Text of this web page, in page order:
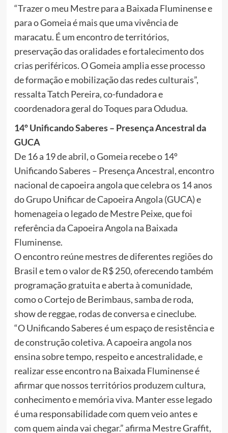
“Trazer o meu Mestre para a Baixada Fluminense e
para o Gomeia é mais que uma vivência de
maracatu. É um encontro de territórios,
preservação das oralidades e fortalecimento dos
crias periféricos. O Gomeia amplia esse processo
de formação e mobilização das redes culturais”,
ressalta Tatch Pereira, co-fundadora e
coordenadora geral do Toques para Odudua.
14º Unificando Saberes – Presença Ancestral da
GUCA
De 16 a 19 de abril, o Gomeia recebe o 14º
Unificando Saberes – Presença Ancestral, encontro
nacional de capoeira angola que celebra os 14 anos
do Grupo Unificar de Capoeira Angola (GUCA) e
homenageia o legado de Mestre Peixe, que foi
referência da Capoeira Angola na Baixada
Fluminense.
O encontro reúne mestres de diferentes regiões do
Brasil e tem o valor de R$ 250, oferecendo também
programação gratuita e aberta à comunidade,
como o Cortejo de Berimbaus, samba de roda,
show de reggae, rodas de conversa e cineclube.
“O Unificando Saberes é um espaço de resistência e
de construção coletiva. A capoeira angola nos
ensina sobre tempo, respeito e ancestralidade, e
realizar esse encontro na Baixada Fluminense é
afirmar que nossos territórios produzem cultura,
conhecimento e memória viva. Manter esse legado
é uma responsabilidade com quem veio antes e
com quem ainda vai chegar.” afirma Mestre Graffit,